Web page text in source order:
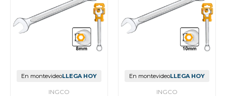
En montevideoLLEGA HOY
INGCO
En montevideoLLEGA HOY
INGCO